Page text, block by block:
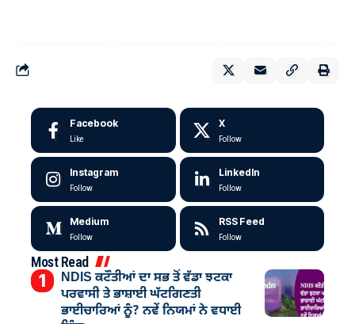
Facebook
Like
X
Follow
Instagram
Follow
LinkedIn
Follow
Medium
Follow
RSS Feed
Follow
Most Read
NDIS ਕਟੌਤੀਆਂ ਦਾ ਸਭ ਤੋਂ ਵੱਡਾ ਝਟਕਾ
ਪਰਵਾਸੀ ਤੇ ਭਾਸ਼ਾਈ ਘੱਟਗਿਣਤੀ
ਭਾਈਚਾਰਿਆਂ ਨੂੰ? ਨਵੇਂ ਨਿਯਮਾਂ ਨੇ ਵਧਾਈ